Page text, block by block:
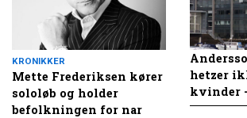
KRONIKKER
Mette Frederiksen kører
sololøb og holder
befolkningen for nar
hetzer
kvinder